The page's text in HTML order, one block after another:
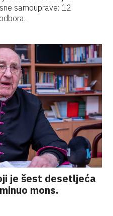
samouprave: 12
je šest desetljeća
mons.